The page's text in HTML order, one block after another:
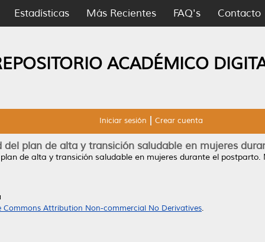
Estadísticas Más Recientes FAQ's Contacto
ACADÉMICO
Iniciar sesión Crear cuenta
del plan de alta y transición saludable en mujeres
de alta y transición saludable en mujeres durante el postparto.
Commons Attribution Non-commercial No Derivatives.